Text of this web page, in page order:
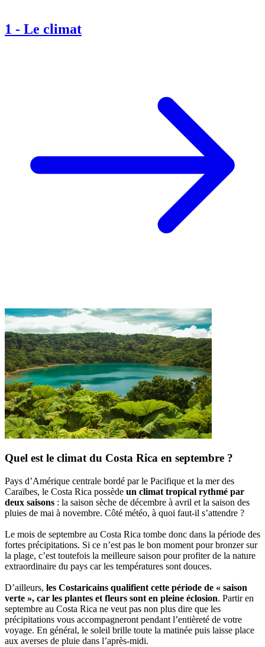
1 - Le climat
Quel est le climat du Costa Rica en septembre ?
Pays d’Amérique centrale bordé par le Pacifique et la mer des
Caraïbes, le Costa Rica possède un climat tropical rythmé par
deux saisons : la saison sèche de décembre à avril et la saison des
pluies de mai à novembre. Côté météo, à quoi faut-il s’attendre ?
Le mois de septembre au Costa Rica tombe donc dans la période des
fortes précipitations. Si ce n’est pas le bon moment pour bronzer sur
la plage, c’est toutefois la meilleure saison pour profiter de la nature
extraordinaire du pays car les températures sont douces.
D’ailleurs, les Costaricains qualifient cette période de « saison
verte », car les plantes et fleurs sont en pleine éclosion. Partir en
septembre au Costa Rica ne veut pas non plus dire que les
précipitations vous accompagneront pendant l’entièreté de votre
voyage. En général, le soleil brille toute la matinée puis laisse place
aux averses de pluie dans l’après-midi.